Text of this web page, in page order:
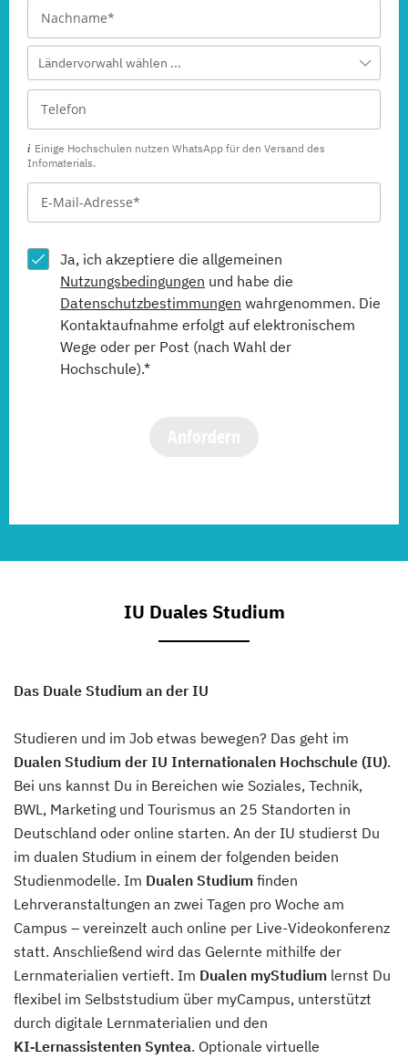
Ländervorwahl wählen ...
Einige Hochschulen nutzen WhatsApp für den Versand des
Infomaterials.
Ja, ich akzeptiere die allgemeinen
Nutzungsbedingungen und habe die
Datenschutzbestimmungen wahrgenommen. Die
Kontaktaufnahme erfolgt auf elektronischem
Wege oder per Post (nach Wahl der
Hochschule).*
IU Duales Studium
Das Duale Studium an der IU
Studieren und im Job etwas bewegen? Das geht im
Dualen Studium der IU Internationalen Hochschule (IU).
Bei uns kannst Du in Bereichen wie Soziales, Technik,
BWL, Marketing und Tourismus an 25 Standorten in
Deutschland oder online starten. An der IU studierst Du
im dualen Studium in einem der folgenden beiden
Studienmodelle. Im Dualen Studium finden
Lehrveranstaltungen an zwei Tagen pro Woche am
Campus – vereinzelt auch online per Live-Videokonferenz
statt. Anschließend wird das Gelernte mithilfe der
Lernmaterialien vertieft. Im Dualen myStudium lernst Du
flexibel im Selbststudium über myCampus, unterstützt
durch digitale Lernmaterialien und den
KI‑Lernassistenten Syntea. Optionale virtuelle